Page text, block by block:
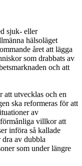
sjuk- eller
hälsoläget
året att lägga
som drabbats av
och att
att utvecklas och en
ska reformeras för att
av
villkor att
införa så kallade
av dubbla
som under längre